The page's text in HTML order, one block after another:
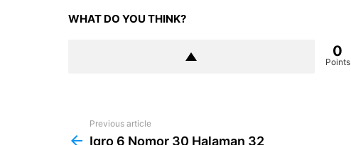
WHAT DO YOU THINK?
0
Points
more
Previous article
Iqro 6 Nomor 30 Halaman 32